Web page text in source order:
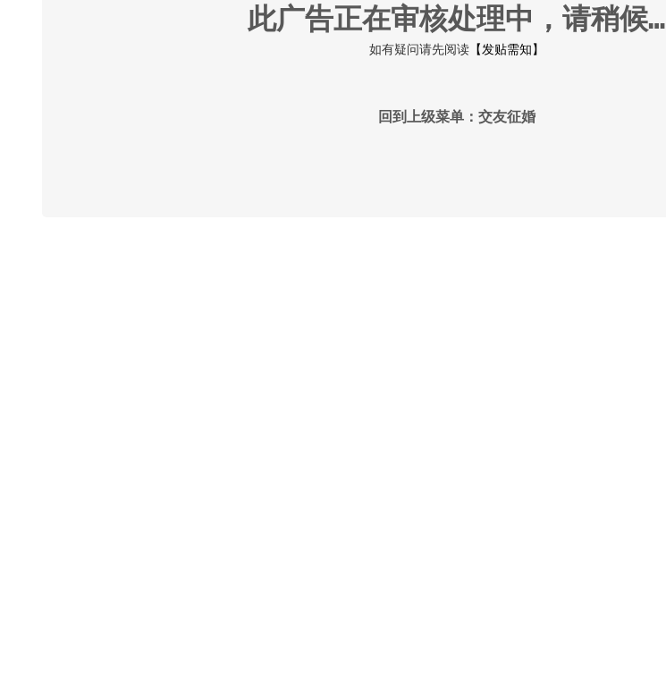
此广告正在审核处理中，请稍候…
如有疑问请先阅读【发贴需知】
回到上级菜单：交友征婚